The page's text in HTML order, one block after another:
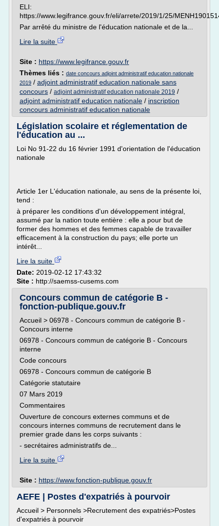
ELI:
https://www.legifrance.gouv.fr/eli/arrete/2019/1/25/
Par arrêté du ministre de l'éducation nationale et de la...
Lire la suite
Site : https://www.legifrance.gouv.fr
Thèmes liés : date concours adjoint administratif education nationale
2019 / adjoint administratif education nationale sans
concours / adjoint administratif education nationale 2019 /
adjoint administratif education nationale / inscription
concours administratif education nationale
Législation scolaire et réglementation de
l'éducation au ...
Loi No 91-22 du 16 février 1991 d'orientation de l'éducation
nationale
Article 1er L'éducation nationale, au sens de la présente loi,
tend :
à préparer les conditions d'un développement intégral,
assumé par la nation toute entière : elle a pour but de
former des hommes et des femmes capable de travailler
efficacement à la construction du pays; elle porte un
intérêt...
Lire la suite
Date: 2019-02-12 17:43:32
Site : http://saemss-cusems.com
Concours commun de catégorie B -
fonction-publique.gouv.fr
Accueil > 06978 - Concours commun de catégorie B -
Concours interne
06978 - Concours commun de catégorie B - Concours
interne
Code concours
06978 - Concours commun de catégorie B
Catégorie statutaire
07 Mars 2019
Commentaires
Ouverture de concours externes communs et de
concours internes communs de recrutement dans le
premier grade dans les corps suivants :
- secrétaires administratifs de...
Lire la suite
Site : https://www.fonction-publique.gouv.fr
AEFE | Postes d'expatriés à pourvoir
Accueil > Personnels >Recrutement des expatriés>Postes
d'expatriés à pourvoir